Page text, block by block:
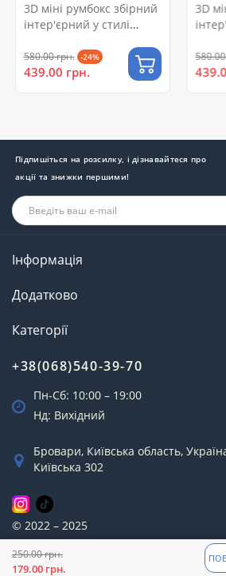
250.00 грн.
179.00 грн.
3D міні румбокс збірний
інтер'єрний у стилі
580.00 грн. -24%
439.00 грн.
3D
Підпишіться на розсилку, і дізнавайтеся про
акції та знижки першими!
Інформація
Додатково
Категорії
+38(068)540-39-70
Пн-Сб: 10:00 – 19:00
Нд: Вихідний
Бровари, Київська область,
Київська 302
© 2022 – 2025